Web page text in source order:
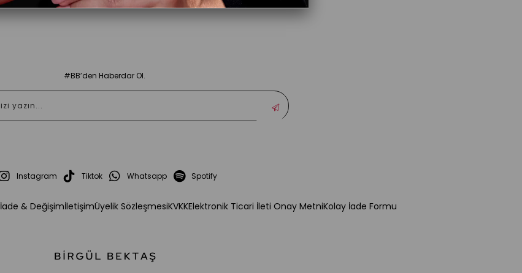
#BB’den Haberdar Ol.
Instagram Tiktok Whatsapp Spotify
İade & DeğişimİletişimÜyelik SözleşmesiKVKKElektronik Ticari İleti Onay MetniKolay İade Formu